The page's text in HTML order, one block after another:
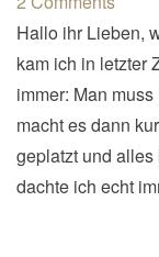
Hallo ihr Lieben,
kam ich in letzter
immer: Man
macht es dann
geplatzt und
dachte ich echt